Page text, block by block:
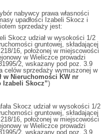
nabywcy prawa własności
upadłości Izabeli Skocz i
sprzedaży jest:
Skocz udział w wysokości 1/2
gruntowej, składającej
16, położonej w miejscowości
w Wieliczce prowadzi
2, wskazany pod poz. 3.9
celów sprzedaży wymuszonej w
w Nieruchomości KW nr
Izabeli Skocz”)
Skocz udział w wysokości 1/2
gruntowej, składającej
16, położonej w miejscowości
w Wieliczce prowadzi
2, wskazany pod poz. 3.9